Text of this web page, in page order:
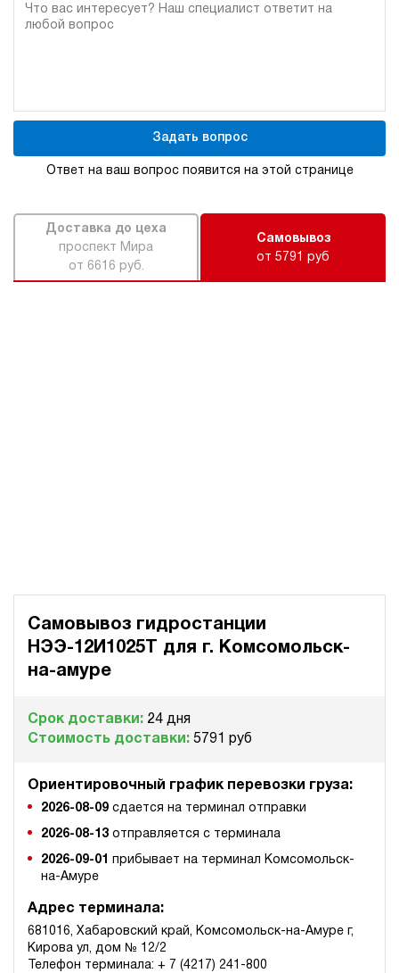
Ответ на ваш вопрос появится на этой странице
Задать вопрос
Доставка до цеха
проспект Мира
от 6616 руб.
Самовывоз
от 5791 руб
Самовывоз гидростанции
НЭЭ-12И1025Т для г. Комсомольск-
на-амуре
Срок доставки: 24 дня
Стоимость доставки: 5791 руб
Ориентировочный график перевозки груза:
2026-08-09 сдается на терминал отправки
2026-08-13 отправляется с терминала
2026-09-01
прибывает на терминал Комсомольск-
на-Амуре
Адрес терминала:
681016, Хабаровский край, Комсомольск-на-Амуре г,
Кирова ул, дом № 12/2
Телефон терминала: + 7 (4217) 241-800